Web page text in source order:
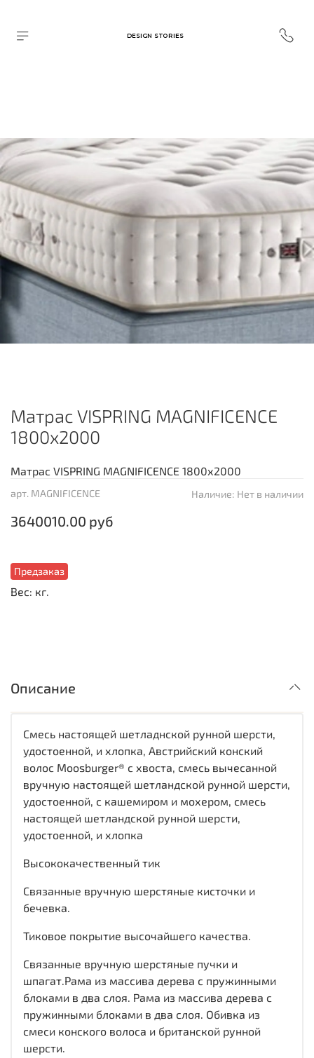
DESIGN STORIES
арт. MAGNIFICENCE Наличие: Нет в наличии
Предзаказ
Матрас VISPRING MAGNIFICENCE
1800х2000
3640010.00 руб
Матрас VISPRING MAGNIFICENCE 1800х2000
Вес: кг.
Описание
Смесь настоящей шетладнской рунной шерсти,
удостоенной, и хлопка, Австрийский конский
волос Moosburger® с хвоста, смесь вычесанной
вручную настоящей шетландской рунной шерсти,
удостоенной, с кашемиром и мохером, смесь
настоящей шетландской рунной шерсти,
удостоенной, и хлопка
Высококачественный тик
Связанные вручную шерстяные кисточки и
бечевка.
Тиковое покрытие высочайшего качества.
Связанные вручную шерстяные пучки и
шпагат.Рама из массива дерева с пружинными
блоками в два слоя. Рама из массива дерева с
пружинными блоками в два слоя. Обивка из
смеси конского волоса и британской рунной
шерсти.